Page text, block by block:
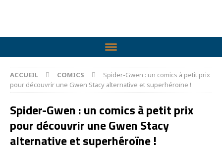
ACCUEIL COMICS
Spider-Gwen : un comics à petit prix
pour découvrir une Gwen Stacy alternative et superhéroïne !
Spider-Gwen : un comics à petit prix
pour découvrir une Gwen Stacy
alternative et superhéroïne !